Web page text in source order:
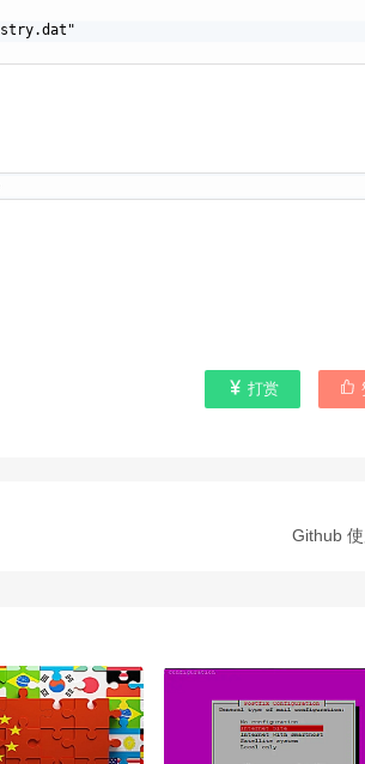

 打赏
Github